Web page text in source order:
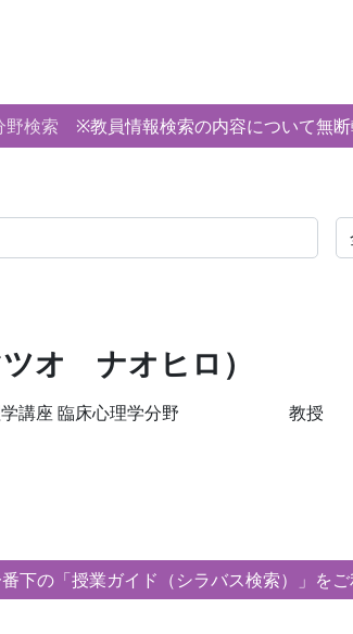
野検索 ※教員情報検索の内容について無断
オ ナオヒロ）
講座 臨床心理学分野 教授
の「授業ガイド（シラバス検索）」をご